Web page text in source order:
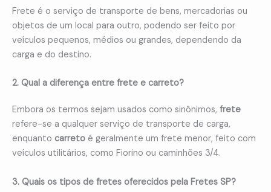
Frete é o serviço de transporte de bens, mercadorias ou
objetos de um local para outro, podendo ser feito por
veículos pequenos, médios ou grandes, dependendo da
carga e do destino.
2. Qual a diferença entre frete e carreto?
Embora os termos sejam usados como sinônimos, frete
refere-se a qualquer serviço de transporte de carga,
enquanto carreto é geralmente um frete menor, feito com
veículos utilitários, como Fiorino ou caminhões 3/4.
3. Quais os tipos de fretes oferecidos pela Fretes SP?